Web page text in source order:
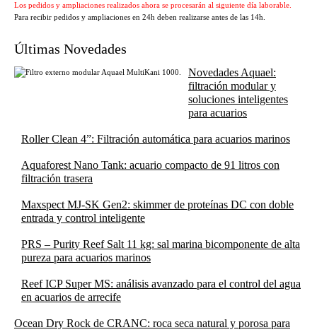
Los pedidos y ampliaciones realizados ahora se procesarán al siguiente día laborable.
Para recibir pedidos y ampliaciones en 24h deben realizarse antes de las 14h.
Últimas Novedades
Novedades Aquael:
filtración modular y
soluciones inteligentes
para acuarios
Roller Clean 4”: Filtración automática para acuarios marinos
Aquaforest Nano Tank: acuario compacto de 91 litros con
filtración trasera
Maxspect MJ-SK Gen2: skimmer de proteínas DC con doble
entrada y control inteligente
PRS – Purity Reef Salt 11 kg: sal marina bicomponente de alta
pureza para acuarios marinos
Reef ICP Super MS: análisis avanzado para el control del agua
en acuarios de arrecife
Ocean Dry Rock de CRANC: roca seca natural y porosa para